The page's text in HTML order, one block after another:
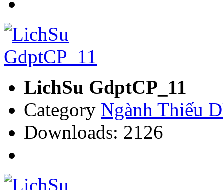
LichSu GdptCP_11
Category Ngành Thiếu
Downloads: 2126